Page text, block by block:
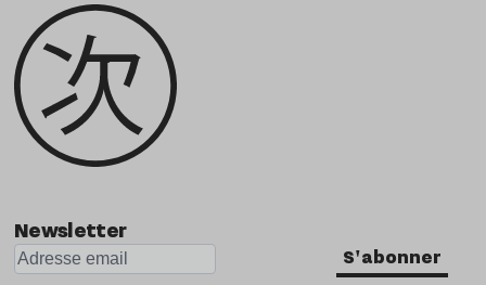
Newsletter
S'abonner